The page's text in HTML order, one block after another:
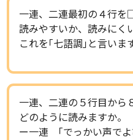
一連、二連最初の４行を
読みやすいか、読みにく
これを｢七語調｣と言います
一連、二連の５行目から
どのように読みますか。
ー一連 ｢でっかい声でよ